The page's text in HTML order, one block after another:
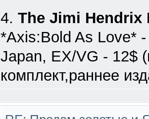
4. The Jimi Hendrix
*Axis:Bold As Love*
Japan, EX/VG - 12$
комплект,раннее